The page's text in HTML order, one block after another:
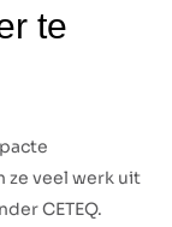
te
veel werk uit
CETEQ.